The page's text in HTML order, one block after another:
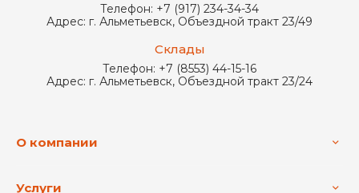
Телефон: +7 (917) 234-34-34
Адрес: г. Альметьевск, Объездной тракт 23/49
Склады
Телефон: +7 (8553) 44-15-16
Адрес: г. Альметьевск, Объездной тракт 23/24
О компании
Услуги